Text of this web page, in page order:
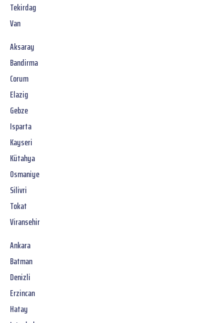
Tekirdag
Van
Aksaray
Bandirma
Corum
Elazig
Gebze
Isparta
Kayseri
Kütahya
Osmaniye
Silivri
Tokat
Viransehir
Ankara
Batman
Denizli
Erzincan
Hatay